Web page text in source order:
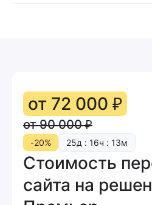
вами далее решим, нужно ли
-20% 25д : 16ч : 13м
Стоимость
сайта на
от 90 000 ₽
от 72 000 ₽